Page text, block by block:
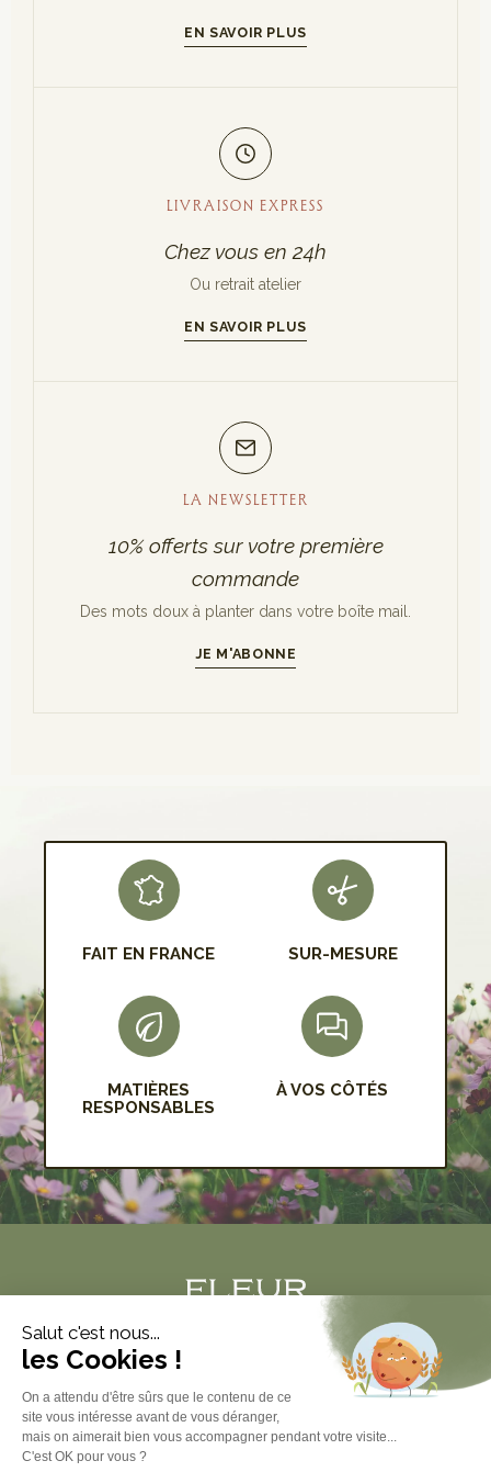
EN SAVOIR PLUS
LIVRAISON EXPRESS
Chez vous en 24h
Ou retrait atelier
EN SAVOIR PLUS
LA NEWSLETTER
10% offerts sur votre première
commande
Des mots doux à planter dans votre boîte mail.
JE M'ABONNE
S'INSCRIRE
FAIT EN FRANCE SUR-MESURE
MATIÈRES
RESPONSABLES
À VOS CÔTÉS